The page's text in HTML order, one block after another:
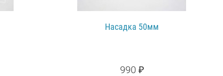
Насадка 50мм
990 ₽